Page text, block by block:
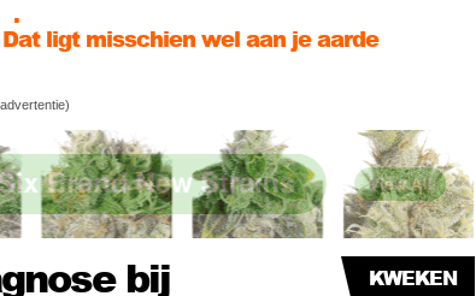
en vrouwelijke wietplanten om te
Haze… 12 favoriete wietsoorten en hun
bij
KWEKEN